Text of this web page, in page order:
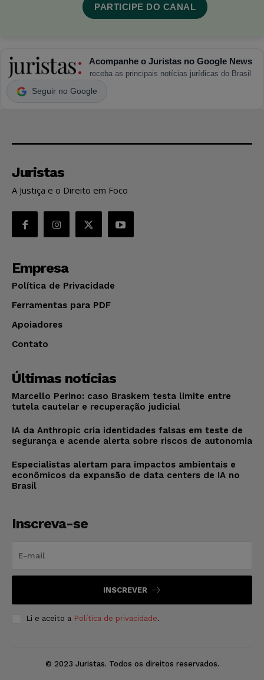
PARTICIPE DO CANAL
Acompanhe o Juristas no Google News
receba as principais notícias jurídicas do Brasil
Seguir no Google
Juristas
A Justiça e o Direito em Foco
Empresa
Política de Privacidade
Ferramentas para PDF
Apoiadores
Contato
Últimas notícias
Marcello Perino: caso Braskem testa limite entre
tutela cautelar e recuperação judicial
IA da Anthropic cria identidades falsas em teste de
segurança e acende alerta sobre riscos de autonomia
Especialistas alertam para impactos ambientais e
econômicos da expansão de data centers de IA no
Brasil
Inscreva-se
INSCREVER
Li e aceito a Política de privacidade.
© 2023 Juristas. Todos os direitos reservados.